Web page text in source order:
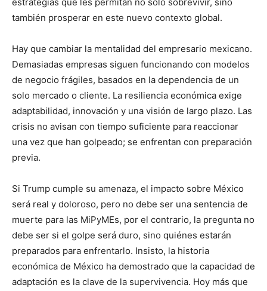
también prosperar en este nuevo contexto global.
Hay que cambiar la mentalidad del empresario mexicano.
Demasiadas empresas siguen funcionando con modelos
de negocio frágiles, basados en la dependencia de un
solo mercado o cliente. La resiliencia económica exige
adaptabilidad, innovación y una visión de largo plazo. Las
crisis no avisan con tiempo suficiente para reaccionar
una vez que han golpeado; se enfrentan con preparación
previa.
Si Trump cumple su amenaza, el impacto sobre México
será real y doloroso, pero no debe ser una sentencia de
muerte para las MiPyMEs, por el contrario, la pregunta no
debe ser si el golpe será duro, sino quiénes estarán
preparados para enfrentarlo. Insisto, la historia
económica de México ha demostrado que la capacidad de
adaptación es la clave de la supervivencia. Hoy más que